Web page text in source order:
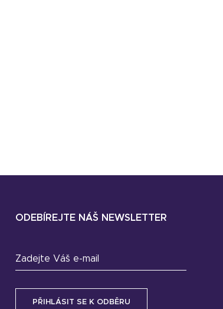
ODEBÍREJTE NÁŠ NEWSLETTER
Zadejte Váš e-mail